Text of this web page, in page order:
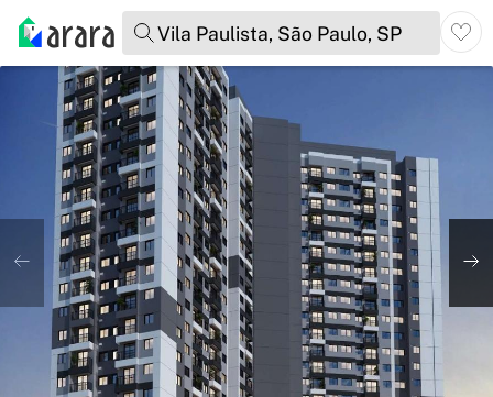
Vila Paulista, São Paulo, SP